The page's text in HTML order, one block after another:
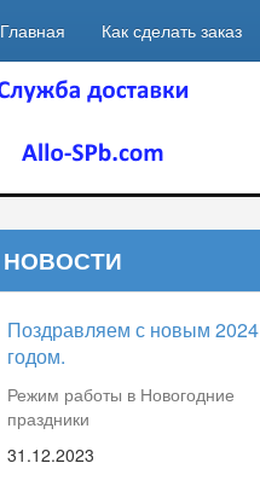
Главная Как сделать заказ
НОВОСТИ
Поздравляем с новым 2024
годом.
Режим работы в Новогодние
праздники
31.12.2023